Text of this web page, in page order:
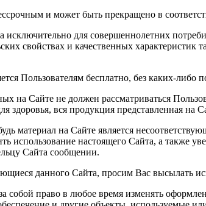
и может быть прекращено в
исключительно для совершеннолетних
свойствах и качественных
Пользователям бесплатно, без каких-
на Сайте не должен рассматриваться
здоровья, вся продукция представленная на
материал на Сайте является
использование настоящего Сайта, а также
Сайта сообщении.
данного Сайта, просим Вас высылать
собой право в любое время изменять